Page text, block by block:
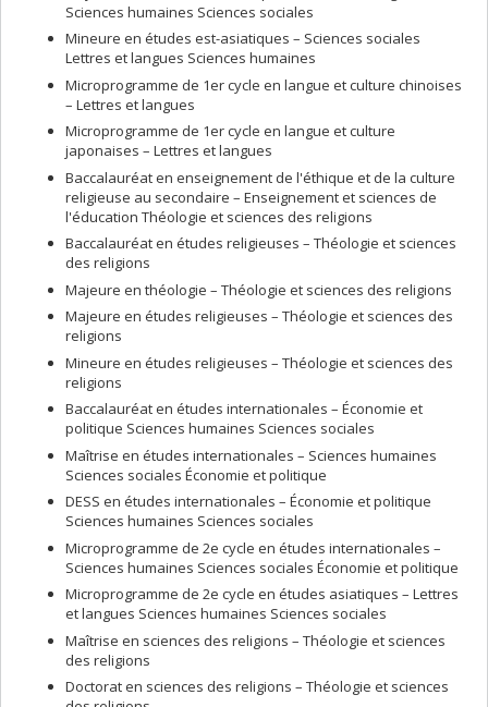
Hinduism and Hindi Theatre(Palgrave Macmillan, 2016, paperback
2018); deGender, Religion and Modern Hindi Drama(McGill-Queen’s
University Press, 2008) et deWestern Tradition and Naturalistic Hindi
(Peter Lang, 2004) Ses ouvrages collectifs incluent
Rethinking
the Body in South Asian Traditions (Routledge, 2021); Divinizing in South
Asian Traditions (Routledge, 2018, paperback 2020, avec Tatiana
Oranskaia);Imagining Indiannes: Cultural Identity and
Literature.(Palgrave Macmillan, 2017, paperback 2019, avec Thomas
de Bruijn);The Other in South Asian religion, literature and film:
perspectives on otherism and otherness(Routledge, 2014, paperback
and Religion in Literature and Film in South Asia(Palgrave
La professeure Dimitrova offre de cours sur les cultures de l'Inde
et de l'Asie du Sud, incluant de l’hindouisme, du bouddhisme, et du
sikhisme au premier cycle et aux cycles supérieurs. Elle supervise
de thèses et mémoires qui portent sur de différents aspects
d'études sur l'Inde, sur l'Asie et sur la diaspora sud-asiatique et
asiatique.
Sciences humaines Sciences sociales
Mineure en études est-asiatiques – Sciences sociales
Lettres et langues Sciences humaines
Microprogramme de 1er cycle en langue et culture chinoises
– Lettres et langues
Microprogramme de 1er cycle en langue et culture
japonaises – Lettres et langues
Baccalauréat en enseignement de l'éthique et de la culture
religieuse au secondaire – Enseignement et sciences de
l'éducation Théologie et sciences des religions
Baccalauréat en études religieuses – Théologie et sciences
des religions
Majeure en théologie – Théologie et sciences des religions
Majeure en études religieuses – Théologie et sciences des
religions
Mineure en études religieuses – Théologie et sciences des
religions
Baccalauréat en études internationales – Économie et
politique Sciences humaines Sciences sociales
Maîtrise en études internationales – Sciences humaines
Sciences sociales Économie et politique
DESS en études internationales – Économie et politique
Sciences humaines Sciences sociales
Microprogramme de 2e cycle en études internationales –
Sciences humaines Sciences sociales Économie et politique
Microprogramme de 2e cycle en études asiatiques – Lettres
et langues Sciences humaines Sciences sociales
Maîtrise en sciences des religions – Théologie et sciences
des religions
Doctorat en sciences des religions – Théologie et sciences